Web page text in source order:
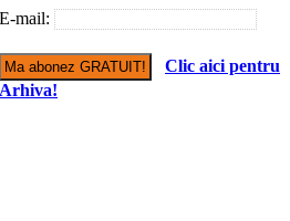
E-mail:
Clic aici pentru
Arhiva!